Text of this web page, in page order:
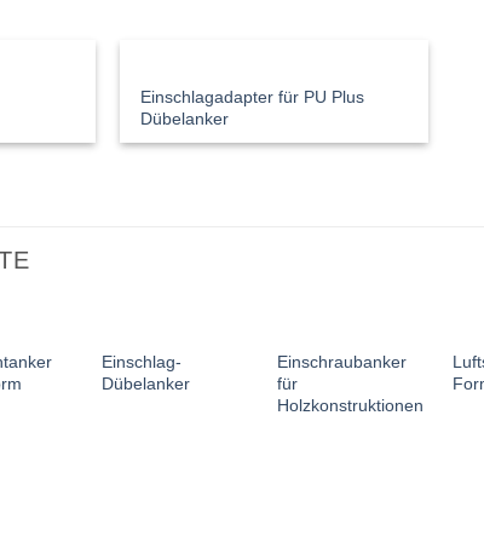
Einschlagadapter für PU Plus
Dübelanker
Einschlag-
Dübelanker
Einschraubanker
für
Holzkonstruktionen